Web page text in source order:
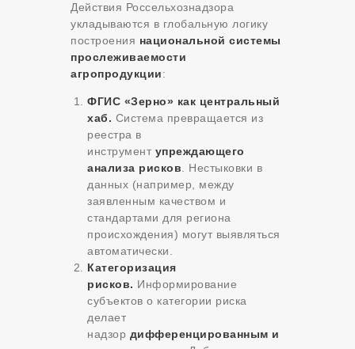
Действия Россельхознадзора
укладываются в глобальную логику
построения национальной системы
прослеживаемости
агропродукции:
ФГИС «Зерно» как центральный
хаб. Система превращается из
реестра в
инструмент упреждающего
анализа рисков . Нестыковки в
данных (например, между
заявленным качеством и
стандартами для региона
происхождения) могут выявляться
автоматически.
Категоризация
рисков. Информирование
субъектов о категории риска
делает
надзор дифференцированным и